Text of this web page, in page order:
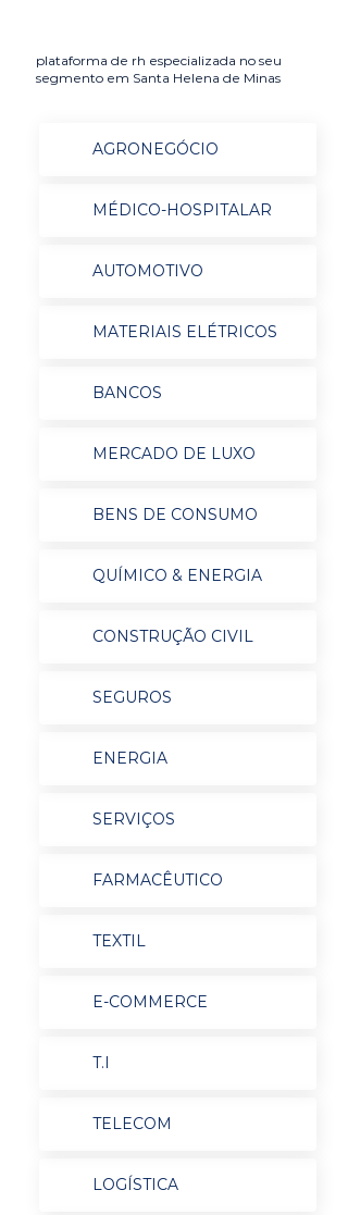
plataforma de rh especializada no seu
segmento em Santa Helena de Minas
AGRONEGÓCIO
MÉDICO-HOSPITALAR
AUTOMOTIVO
MATERIAIS ELÉTRICOS
BANCOS
MERCADO DE LUXO
BENS DE CONSUMO
QUÍMICO & ENERGIA
CONSTRUÇÃO CIVIL
SEGUROS
ENERGIA
SERVIÇOS
FARMACÊUTICO
TEXTIL
E-COMMERCE
T.I
TELECOM
LOGÍSTICA